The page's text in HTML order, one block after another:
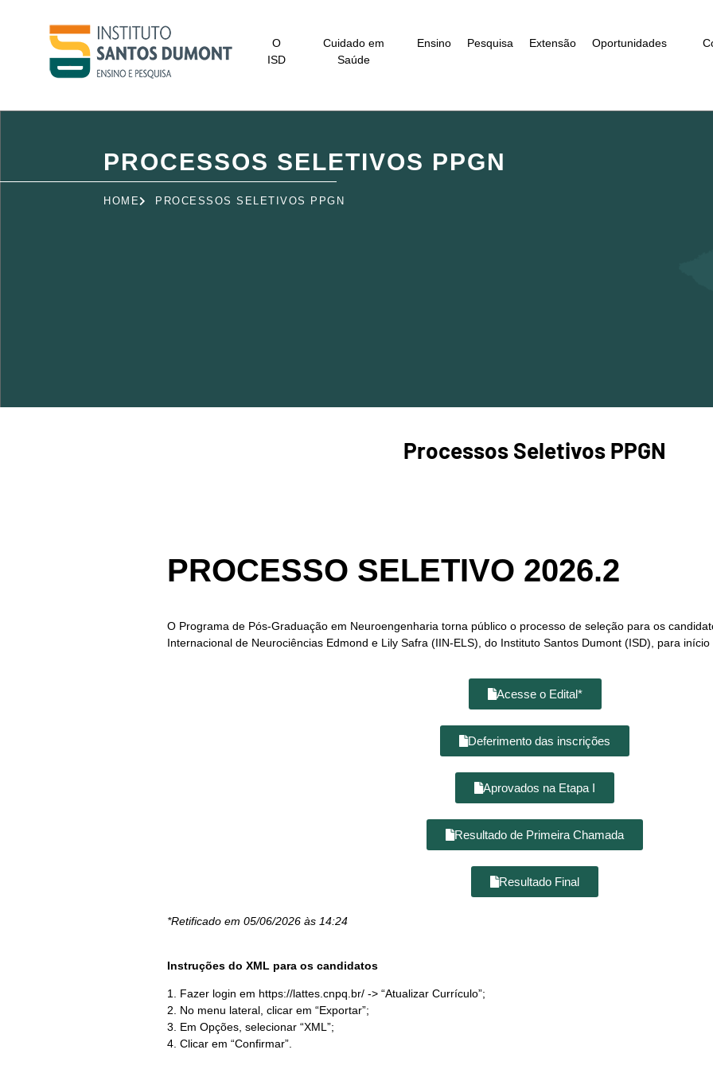
O
ISD
Cuidado em
Saúde
Ensino Pesquisa Extensão Oportunidades
PROCESSOS SELETIVOS PPGN
HOME PROCESSOS SELETIVOS PPGN
Processos Seletivos PPGN
PROCESSO SELETIVO 2026.2
O Programa de Pós-Graduação em Neuroengenharia torna público o processo de seleção para os
Internacional de Neurociências Edmond e Lily Safra (IIN-ELS), do Instituto Santos Dumont (ISD), para
Acesse o Edital*
Deferimento das inscrições
Aprovados na Etapa I
Resultado de Primeira Chamada
Resultado Final
*Retificado em 05/06/2026 às 14:24
Instruções do XML para os candidatos
1. Fazer login em https://lattes.cnpq.br/ -> “Atualizar Currículo”;
2. No menu lateral, clicar em “Exportar”;
3. Em Opções, selecionar “XML”;
4. Clicar em “Confirmar”.